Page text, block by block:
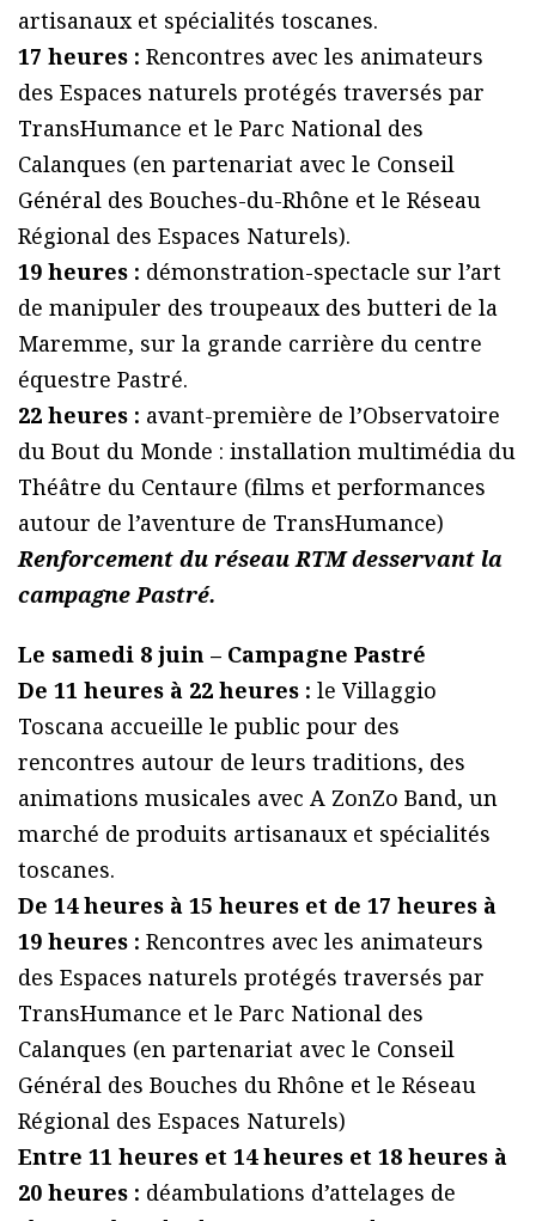
artisanaux et spécialités toscanes.
17 heures : Rencontres avec les animateurs
des Espaces naturels protégés traversés par
TransHumance et le Parc National des
Calanques (en partenariat avec le Conseil
Général des Bouches-du-Rhône et le Réseau
Régional des Espaces Naturels).
19 heures : démonstration-spectacle sur l’art
de manipuler des troupeaux des butteri de la
Maremme, sur la grande carrière du centre
équestre Pastré.
22 heures : avant-première de l’Observatoire
du Bout du Monde : installation multimédia du
Théâtre du Centaure (films et performances
autour de l’aventure de TransHumance)
Renforcement du réseau RTM desservant la
campagne Pastré.
Le samedi 8 juin – Campagne Pastré
De 11 heures à 22 heures : le Villaggio
Toscana accueille le public pour des
rencontres autour de leurs traditions, des
animations musicales avec A ZonZo Band, un
marché de produits artisanaux et spécialités
toscanes.
De 14 heures à 15 heures et de 17 heures à
19 heures : Rencontres avec les animateurs
des Espaces naturels protégés traversés par
TransHumance et le Parc National des
Calanques (en partenariat avec le Conseil
Général des Bouches du Rhône et le Réseau
Régional des Espaces Naturels)
Entre 11 heures et 14 heures et 18 heures à
20 heures : déambulations d’attelages de